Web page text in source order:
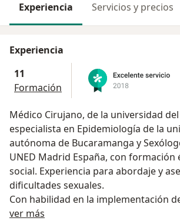
Experiencia Servicios y precios
Experiencia
11
Formación
Médico Cirujano, de la universidad
especialista en Epidemiología de la
autónoma de Bucaramanga y
UNED Madrid España, con formación
social. Experiencia para abordaje y
dificultades sexuales.
Con habilidad en la implementación
epidemiología en el campo de la salud
ver más